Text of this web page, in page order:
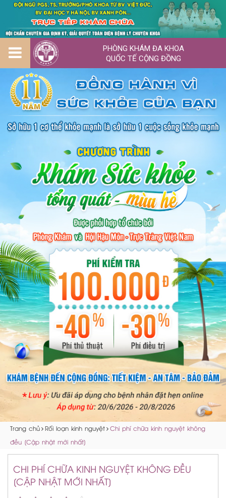
PHÒNG KHÁM ĐA KHOA
QUỐC TẾ CỘNG ĐỒNG
Trang chủ Rối loạn kinh nguyệt Chi phí chữa kinh nguyệt không
đều [Cập nhật mới nhất]
CHI PHÍ CHỮA KINH NGUYỆT KHÔNG ĐỀU
[CẬP NHẬT MỚI NHẤT]